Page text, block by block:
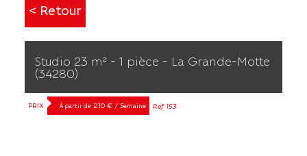
< Retour
Studio 23 m² - 1 pièce - La Grande-Motte
(34280)
PRIX À partir de 210 € / Semaine Ref 153